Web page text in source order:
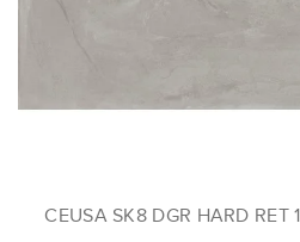
CEUSA SK8 DGR HARD